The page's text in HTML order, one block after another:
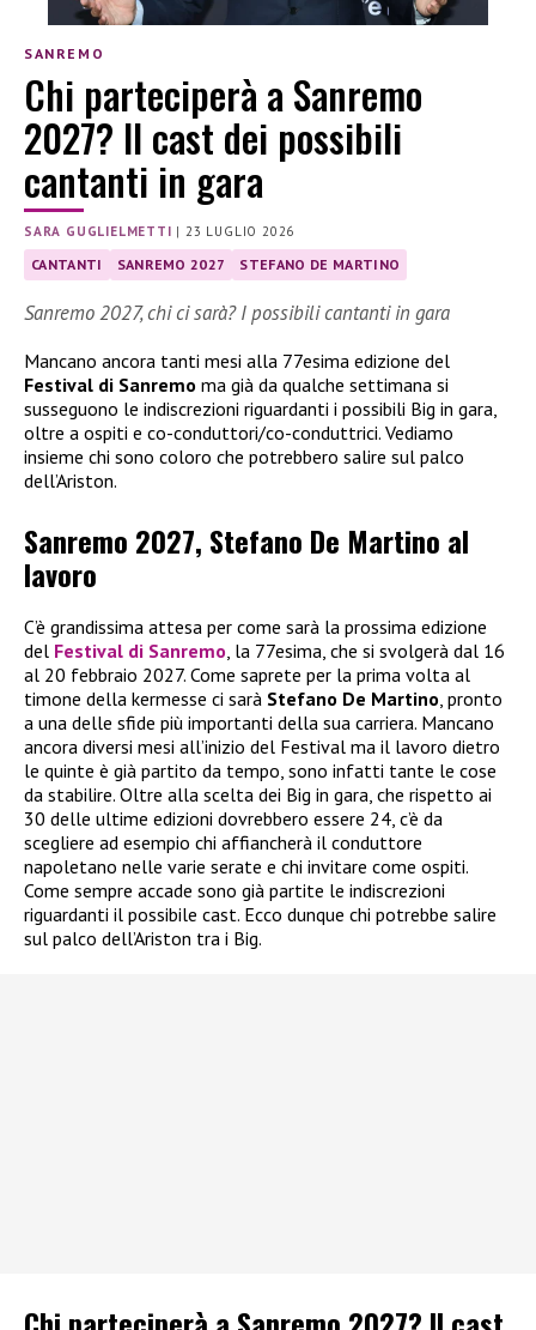
SANREMO
Chi parteciperà a Sanremo
2027? Il cast dei possibili
cantanti in gara
SARA GUGLIELMETTI |23 LUGLIO 2026
CANTANTI SANREMO 2027 STEFANO DE MARTINO
Sanremo 2027, chi ci sarà? I possibili cantanti in gara
Mancano ancora tanti mesi alla 77esima edizione del
Festival di Sanremo ma già da qualche settimana si
susseguono le indiscrezioni riguardanti i possibili Big in gara,
oltre a ospiti e co-conduttori/co-conduttrici. Vediamo
insieme chi sono coloro che potrebbero salire sul palco
dell’Ariston.
Sanremo 2027, Stefano De Martino al
lavoro
C’è grandissima attesa per come sarà la prossima edizione
del Festival di Sanremo, la 77esima, che si svolgerà dal 16
al 20 febbraio 2027. Come saprete per la prima volta al
timone della kermesse ci sarà Stefano De Martino, pronto
a una delle sfide più importanti della sua carriera. Mancano
ancora diversi mesi all’inizio del Festival ma il lavoro dietro
le quinte è già partito da tempo, sono infatti tante le cose
da stabilire. Oltre alla scelta dei Big in gara, che rispetto ai
30 delle ultime edizioni dovrebbero essere 24, c’è da
scegliere ad esempio chi affiancherà il conduttore
napoletano nelle varie serate e chi invitare come ospiti.
Come sempre accade sono già partite le indiscrezioni
riguardanti il possibile cast. Ecco dunque chi potrebbe salire
sul palco dell’Ariston tra i Big.